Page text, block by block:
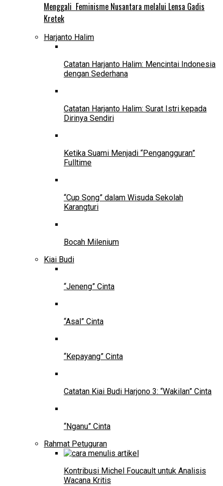
Menggali Feminisme Nusantara melalui Lensa Gadis
Kretek
Harjanto Halim
Catatan Harjanto Halim: Mencintai Indonesia
dengan Sederhana
Catatan Harjanto Halim: Surat Istri kepada
Dirinya Sendiri
Ketika Suami Menjadi “Pengangguran”
Fulltime
“Cup Song” dalam Wisuda Sekolah
Karangturi
Bocah Milenium
Kiai Budi
“Jeneng” Cinta
“Asal” Cinta
“Kepayang” Cinta
Catatan Kiai Budi Harjono 3: “Wakilan” Cinta
“Nganu” Cinta
Rahmat Petuguran
Kontribusi Michel Foucault untuk Analisis
Wacana Kritis